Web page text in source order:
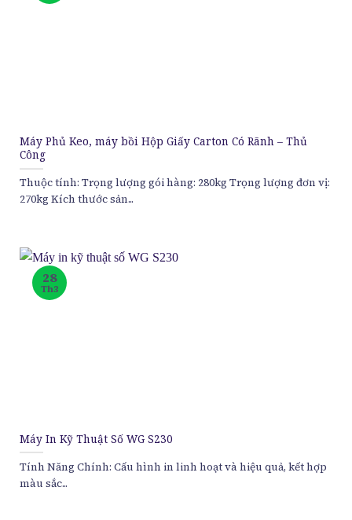
Máy Phủ Keo, máy bồi Hộp Giấy Carton Có Rãnh – Thủ
Công
Thuộc tính: Trọng lượng gói hàng: 280kg Trọng lượng đơn vị:
270kg Kích thước sản...
Máy In Kỹ Thuật Số WG S230
Tính Năng Chính: Cấu hình in linh hoạt và hiệu quả, kết hợp
màu sắc...
28
Th3